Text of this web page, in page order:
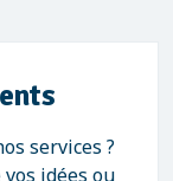
services ?
idées ou